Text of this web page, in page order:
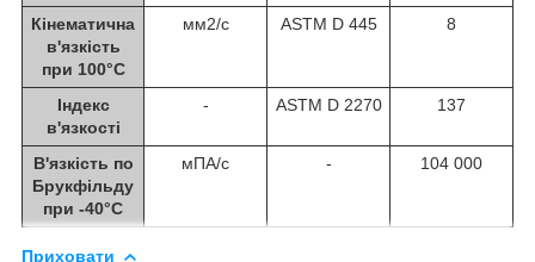
Кінематична
в'язкість
при 100°С
мм2/с ASTM D 445 8
Індекс
в'язкості
- ASTM D 2270 137
В'язкість по
Брукфільду
при -40°С
мПА/с - 104 000
Приховати